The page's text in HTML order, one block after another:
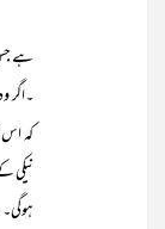
ہے
۔اگر
کہ اس
نیکی